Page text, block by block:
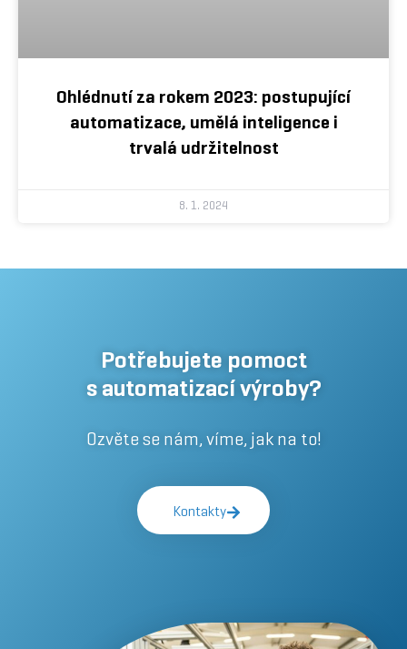
Ohlédnutí za rokem 2023: postupující
automatizace, umělá inteligence i
trvalá udržitelnost
8. 1. 2024
Potřebujete pomoct
s automatizací výroby?
Ozvěte se nám, víme, jak na to!
Kontakty